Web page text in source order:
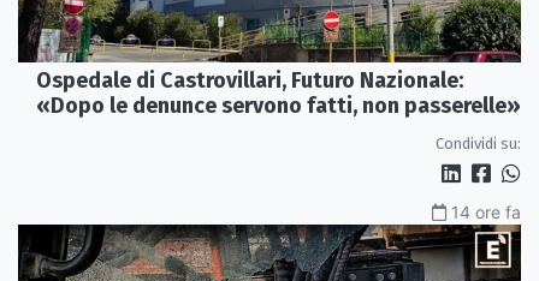
Ospedale di Castrovillari, Futuro Nazionale:
«Dopo le denunce servono fatti, non passerelle»
Condividi su:
14 ore fa